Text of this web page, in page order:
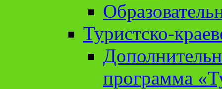
Туристско-
программа